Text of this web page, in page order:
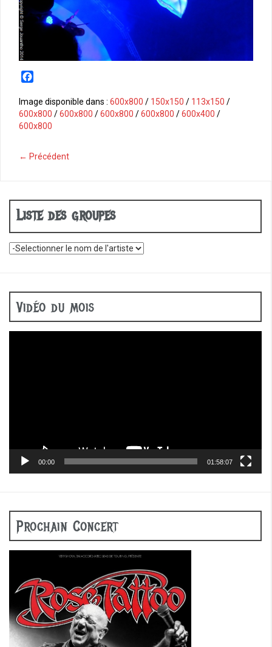
c
e
b
k
Image disponible dans : 600x800 / 150x150 / 113x150 /
600x800 /600x800 /600x800 /600x800 /600x400 /
600x800
← Précédent
Liste des groupes
Vidéo du mois
00:00 01:58:07
Prochain Concert